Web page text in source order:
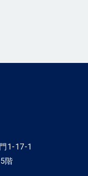
1-17-1
階